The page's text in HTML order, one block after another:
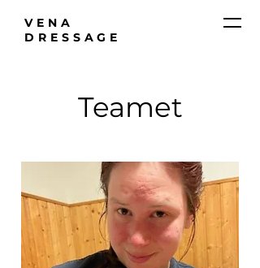
VENA
DRESSAGE
Teamet